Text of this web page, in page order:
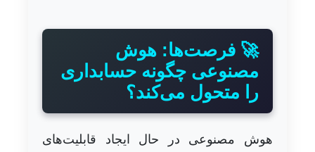
🚀 فرصت‌ها: هوش
مصنوعی چگونه حسابداری
را متحول می‌کند؟
هوش مصنوعی در حال ایجاد قابلیت‌های